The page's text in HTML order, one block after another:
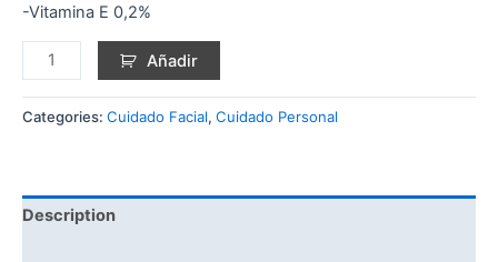
-Vitamina E 0,2%
Añadir
Categories: Cuidado Facial, Cuidado Personal
Description